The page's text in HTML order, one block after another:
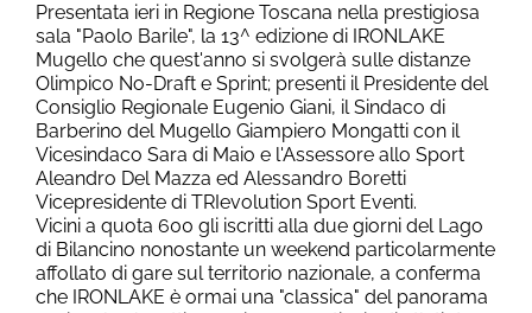
Presentata ieri in Regione Toscana nella prestigiosa
sala "Paolo Barile", la 13^ edizione di IRONLAKE
Mugello che quest'anno si svolgerà sulle distanze
Olimpico No-Draft e Sprint; presenti il Presidente del
Consiglio Regionale Eugenio Giani, il Sindaco di
Barberino del Mugello Giampiero Mongatti con il
Vicesindaco Sara di Maio e l'Assessore allo Sport
Aleandro Del Mazza ed Alessandro Boretti
Vicepresidente di TRIevolution Sport Eventi.
Vicini a quota 600 gli iscritti alla due giorni del Lago
di Bilancino nonostante un weekend particolarmente
affollato di gare sul territorio nazionale, a conferma
che IRONLAKE è ormai una "classica" del panorama